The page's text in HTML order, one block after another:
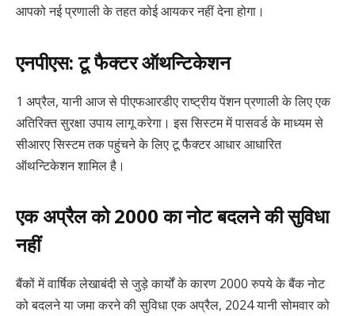
आपको नई प्रणाली के तहत कोई आयकर नहीं देना होगा।
एनपीएस: टू फैक्टर ऑथन्टिकेशन
1 अप्रैल, यानी आज से पीएफआरडीए राष्ट्रीय पेंशन प्रणाली के लिए एक
अतिरिक्त सुरक्षा उपाय लागू करेगा। इस सिस्टम में पासवर्ड के माध्यम से
सीआरए सिस्टम तक पहुंचने के लिए टू फैक्टर आधार आधारित
ऑथन्टिकेशन शामिल है।
एक अप्रैल को 2000 का नोट बदलने की सुविधा
नहीं
बैंकों में वार्षिक लेखाबंदी से जुड़े कार्यों के कारण 2000 रुपये के बैंक नोट
को बदलने या जमा करने की सुविधा एक अप्रैल, 2024 यानी सोमवार को